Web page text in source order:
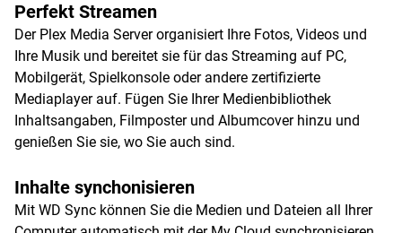
Perfekt Streamen
Der Plex Media Server organisiert Ihre Fotos, Videos und
Ihre Musik und bereitet sie für das Streaming auf PC,
Mobilgerät, Spielkonsole oder andere zertifizierte
Mediaplayer auf. Fügen Sie Ihrer Medienbibliothek
Inhaltsangaben, Filmposter und Albumcover hinzu und
genießen Sie sie, wo Sie auch sind.
Inhalte synchonisieren
Mit WD Sync können Sie die Medien und Dateien all Ihrer